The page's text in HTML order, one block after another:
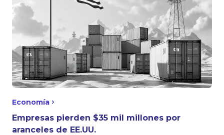
Economía
Empresas pierden $35 mil millones por
aranceles de EE.UU.